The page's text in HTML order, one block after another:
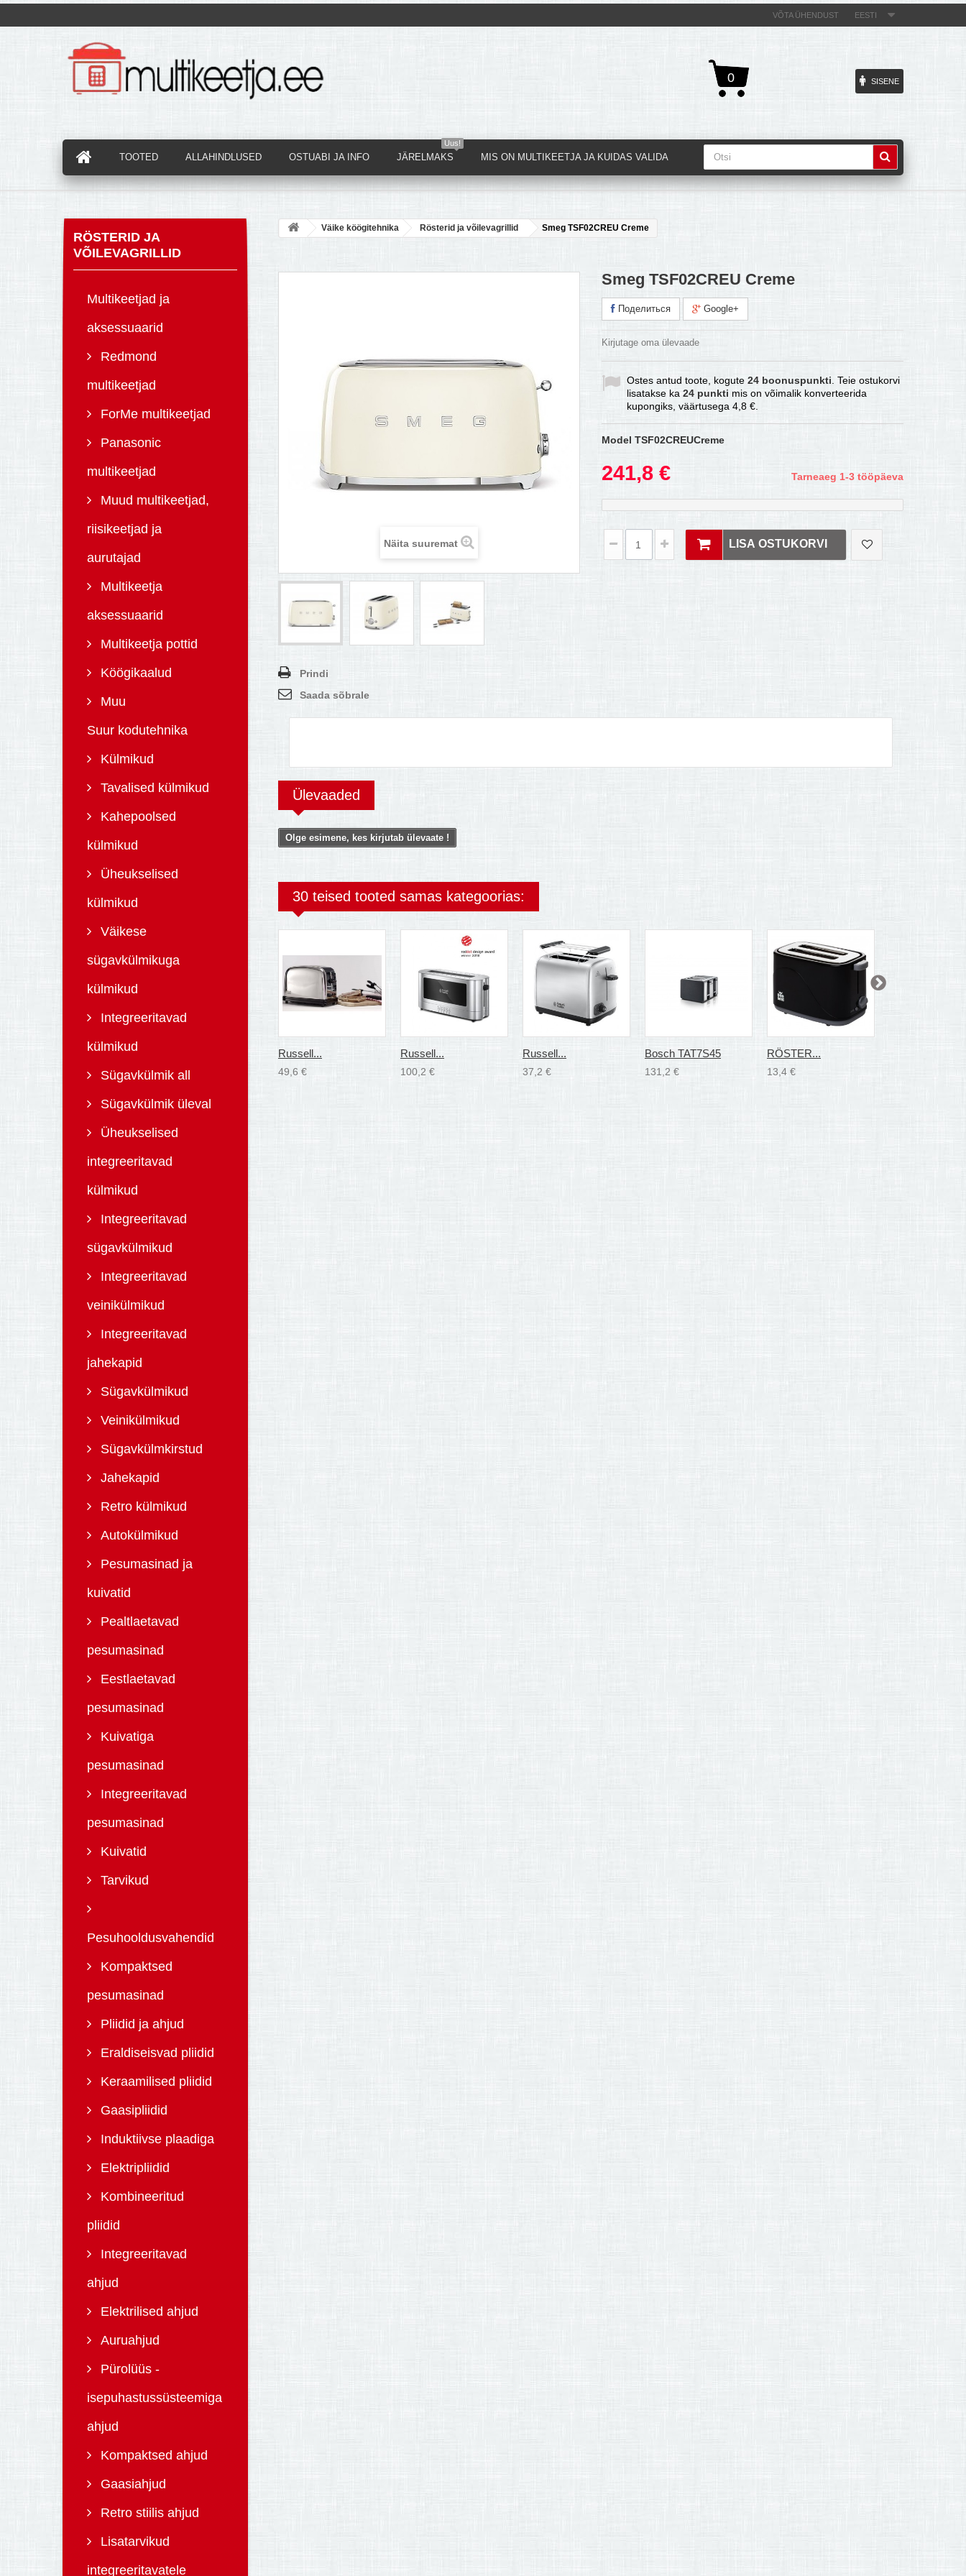
EESTI
VÕTA ÜHENDUST
0 SISENE
TOOTED ALLAHINDLUSED OSTUABI JA INFO
Uus!
JÄRELMAKS MIS ON MULTIKEETJA JA KUIDAS VALIDA
RÖSTERID JA
VÕILEVAGRILLID
Multikeetjad ja
aksessuaarid
Redmond
multikeetjad
ForMe multikeetjad
Panasonic
multikeetjad
Muud multikeetjad,
riisikeetjad ja
aurutajad
Multikeetja
aksessuaarid
Multikeetja pottid
Köögikaalud
Muu
Suur kodutehnika
Külmikud
Tavalised külmikud
Kahepoolsed
külmikud
Üheukselised
külmikud
Väikese
sügavkülmikuga
külmikud
Integreeritavad
külmikud
Sügavkülmik all
Sügavkülmik üleval
Üheukselised
integreeritavad
külmikud
Integreeritavad
sügavkülmikud
Integreeritavad
veinikülmikud
Integreeritavad
jahekapid
Sügavkülmikud
Veinikülmikud
Sügavkülmkirstud
Jahekapid
Retro külmikud
Autokülmikud
Pesumasinad ja
kuivatid
Pealtlaetavad
pesumasinad
Eestlaetavad
pesumasinad
Kuivatiga
pesumasinad
Integreeritavad
pesumasinad
Kuivatid
Tarvikud
Pesuhooldusvahendid
Kompaktsed
pesumasinad
Pliidid ja ahjud
Eraldiseisvad pliidid
Keraamilised pliidid
Gaasipliidid
Induktiivse plaadiga
Elektripliidid
Kombineeritud
pliidid
Integreeritavad
ahjud
Elektrilised ahjud
Auruahjud
Pürolüüs -
isepuhastussüsteemiga
ahjud
Kompaktsed ahjud
Gaasiahjud
Retro stiilis ahjud
Lisatarvikud
integreeritavatele
Väike köögitehnika Rösterid ja võilevagrillid Smeg TSF02CREU Creme
Näita suuremat
Prindi
Saada sõbrale
Smeg TSF02CREU Creme
Поделиться Google+
Kirjutage oma ülevaade
Ostes antud toote, kogute 24 boonuspunkti . Teie ostukorvi
lisatakse ka 24 punkti mis on võimalik konverteerida
kupongiks, väärtusega 4,8 €
Model TSF02CREUCreme
241,8 € Tarneaeg 1-3 tööpäeva
LISA OSTUKORVI
Ülevaaded
Olge esimene, kes kirjutab ülevaate !
30 teised tooted samas kategoorias:
Russell...
49,6 €
Russell...
100,2 €
Russell...
37,2 €
Bosch TAT7S45
131,2 €
RÖSTER...
13,4 €